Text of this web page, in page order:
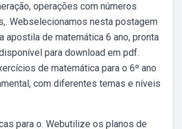
operações com números
Webselecionamos nesta postagem
apostila de matemática 6 ano, pronta
para download em pdf.
de matemática para o 6º ano
com diferentes temas e níveis
para o. Webutilize os planos de